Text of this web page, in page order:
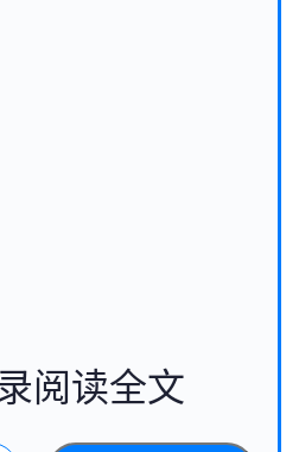
阅读全文